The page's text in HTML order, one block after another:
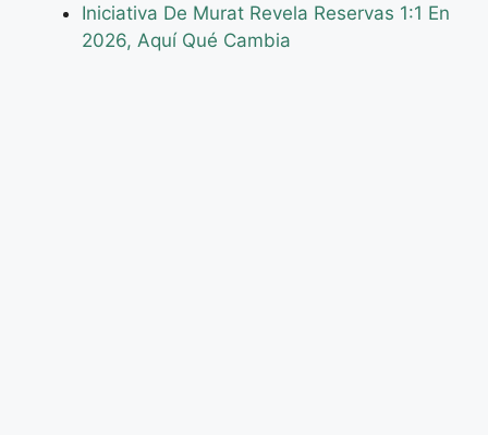
Iniciativa De Murat Revela Reservas 1:1 En
2026, Aquí Qué Cambia